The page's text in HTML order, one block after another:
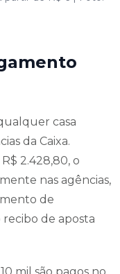
casa
da Caixa.
2.428,80, o
nas agências,
de
de aposta